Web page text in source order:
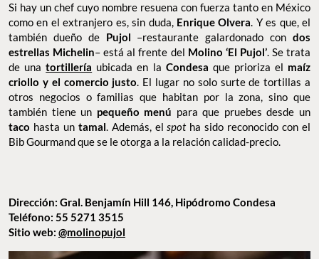
Si hay un chef cuyo nombre resuena con fuerza tanto en México
como en el extranjero es, sin duda, Enrique Olvera. Y es que, el
también dueño de Pujol –restaurante galardonado condos
estrellas Michelin– está al frente del Molino ‘El Pujol’. Se trata
de unatortillería ubicada en la Condesa que prioriza el maíz
criollo y el comercio justo. El lugar no solo surte de tortillas a
otros negocios o familias que habitan por la zona, sino que
también tiene un pequeño menú para que pruebes desde un
taco hasta un tamal. Además, elspot ha sido reconocido con el
Bib Gourmand que se le otorga a la relación calidad-precio.
Dirección: Gral. Benjamín Hill 146, Hipódromo Condesa
Teléfono: 55 5271 3515
Sitio web: @molinopujol